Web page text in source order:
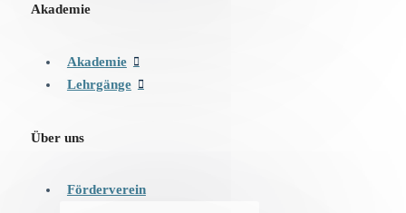
Akademie
Akademie
Lehrgänge
Über uns
Förderverein